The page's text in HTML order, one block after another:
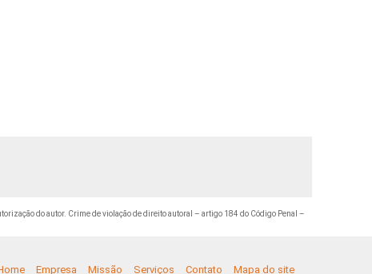
do autor. Crime de violação de direito autoral – artigo 184 do Código Penal –
Empresa Missão Serviços Contato Mapa do site